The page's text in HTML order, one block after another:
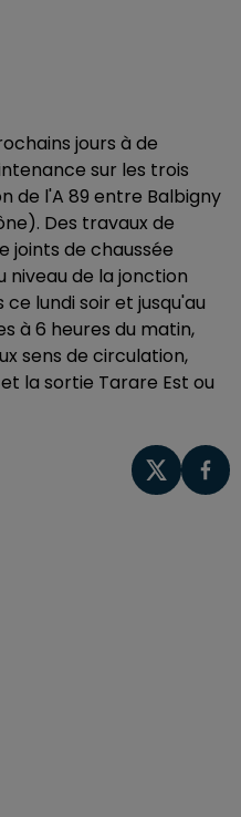
jours à de
sur les trois
de l'A 89 entre Balbigny
Des travaux de
joints de chaussée
niveau de la jonction
ce lundi soir et jusqu'au
à 6 heures du matin,
sens de circulation,
la sortie Tarare Est ou